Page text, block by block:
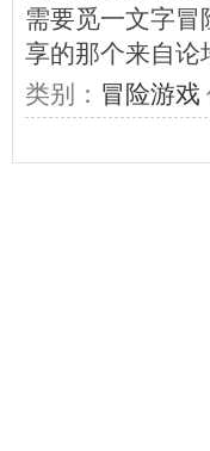
需要觅一文字
享的那个来自
类别： 冒险游戏